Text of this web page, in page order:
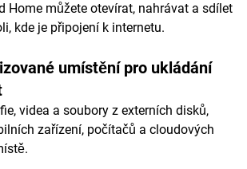
Home můžete otevírat, nahrávat a sdílet
kde je připojení k internetu.
umístění pro ukládání
videa a soubory z externích disků,
zařízení, počítačů a cloudových